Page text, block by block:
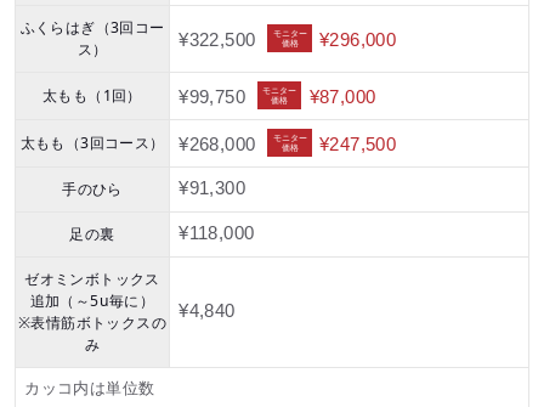
ふくらはぎ（3回コー
ス）
¥322,500
モニター
価格
¥296,000
太もも（1回） ¥99,750
モニター
価格
¥87,000
太もも（3回コース） ¥268,000
モニター
価格
¥247,500
手のひら ¥91,300
足の裏 ¥118,000
ゼオミンボトックス
追加（～5u毎に）
※表情筋ボトックスの
み
¥4,840
カッコ内は単位数